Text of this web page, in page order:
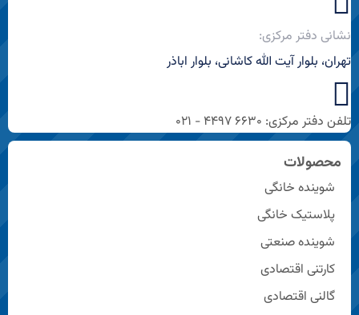
نشانی دفتر مرکزی:
تهران، بلوار آیت الله کاشانی، بلوار اباذر
تلفن دفتر مرکزی: ۶۶۳۰ ۴۴۹۷ - ۰۲۱
محصولات
شوینده خانگی
پلاستیک خانگی
شوینده صنعتی
کارتنی اقتصادی
گالنی اقتصادی